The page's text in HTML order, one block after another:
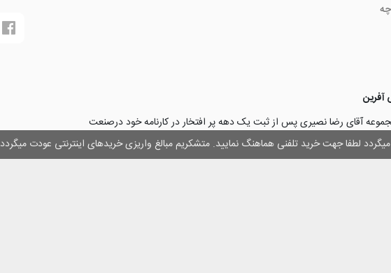
میگردد لطفا جهت خرید تلفنی هماهنگ نمایید. متشکریم مبالغ واریزی خریدهای اینترنتی عودت میگردد
آقای رضا نصیری پس از ثبت یک دهه پر افتخار در کارنامه خود درصنعت
چاپ و تبلیغات با تولید مجموعه‌های آسان کارت ۱ -۲ -۳، با کارآفرینی و ایجاد شغل برای حداقل
و دریافت تندیس کار آفرینان برتر، برآن شدند تا با ایجاد نوآوری و تحول در صنعت